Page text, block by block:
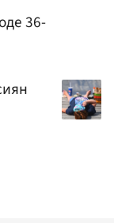
36-